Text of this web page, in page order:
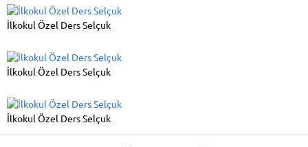
İlkokul Özel Ders Selçuk
İlkokul Özel Ders Selçuk
İlkokul Özel Ders Selçuk